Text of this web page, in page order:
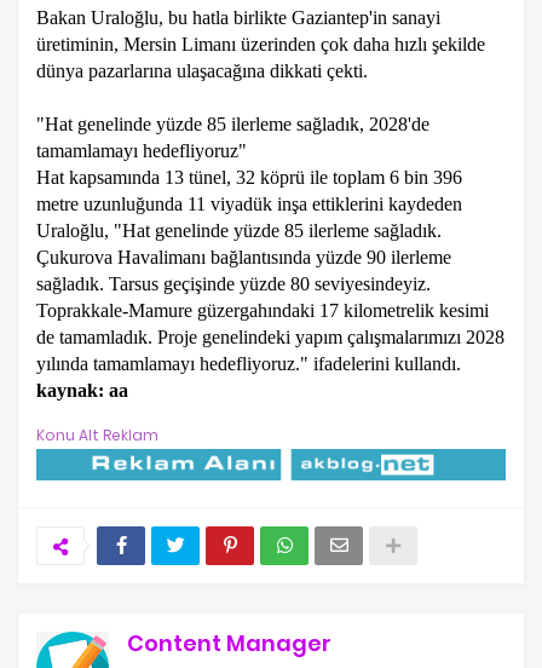
Bakan Uraloğlu, bu hatla birlikte Gaziantep'in sanayi
üretiminin, Mersin Limanı üzerinden çok daha hızlı şekilde
dünya pazarlarına ulaşacağına dikkati çekti.
"Hat genelinde yüzde 85 ilerleme sağladık, 2028'de
tamamlamayı hedefliyoruz"
Hat kapsamında 13 tünel, 32 köprü ile toplam 6 bin 396
metre uzunluğunda 11 viyadük inşa ettiklerini kaydeden
Uraloğlu, "Hat genelinde yüzde 85 ilerleme sağladık.
Çukurova Havalimanı bağlantısında yüzde 90 ilerleme
sağladık. Tarsus geçişinde yüzde 80 seviyesindeyiz.
Toprakkale-Mamure güzergahındaki 17 kilometrelik kesimi
de tamamladık. Proje genelindeki yapım çalışmalarımızı 2028
yılında tamamlamayı hedefliyoruz." ifadelerini kullandı.
kaynak: aa
Konu Alt Reklam
Content Manager